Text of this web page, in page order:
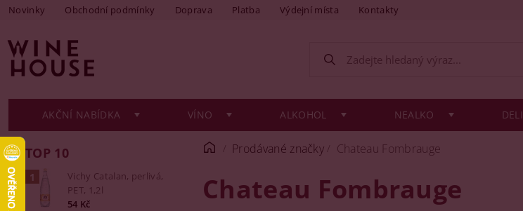
Novinky Obchodní podmínky Doprava Platba Výdejní místa Kontakty
AKČNÍ NABÍDKA VÍNO ALKOHOL NEALKO
TOP 10
Vichy Catalan, perlivá,
PET, 1,2l
54 Kč
Prodávané značky Chateau Fombrauge
Chateau Fombrauge